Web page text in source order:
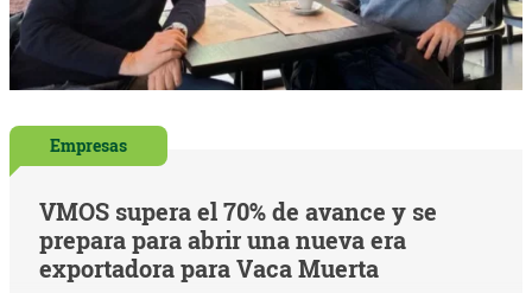
Empresas
VMOS supera el 70% de avance y se
prepara para abrir una nueva era
exportadora para Vaca Muerta